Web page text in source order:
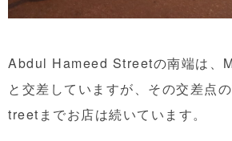
Abdul Hameed Streetの南端は、
と交差していますが、その交差点
treetまでお店は続いています。